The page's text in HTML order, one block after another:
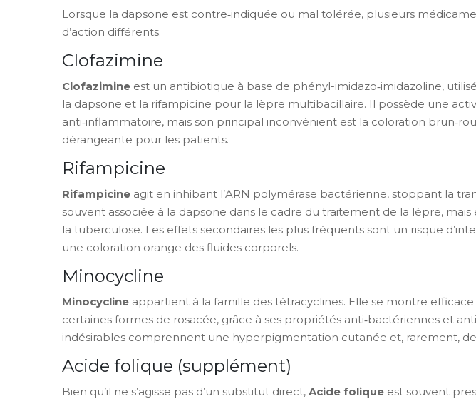
Lorsque la dapsone est contre‑indiquée ou mal tolérée, plusieurs
d’action différents.
Clofazimine
Clofazimine est un antibiotique à base de phényl-imidazo‑imidazoline,
la dapsone et la rifampicine pour la lèpre multibacillaire. Il possède une
anti‑inflammatoire, mais son principal inconvénient est la coloration
dérangeante pour les patients.
Rifampicine
Rifampicine agit en inhibant l’ARN polymérase bactérienne, stoppant la
souvent associée à la dapsone dans le cadre du traitement de la lèpre,
la tuberculose. Les effets secondaires les plus fréquents sont un risque
une coloration orange des fluides corporels.
Minocycline
Minocycline appartient à la famille des tétracyclines. Elle se montre
certaines formes de rosacée, grâce à ses propriétés anti‑bactériennes et
indésirables comprennent une hyperpigmentation cutanée et, rarement,
Acide folique (supplément)
Bien qu’il ne s’agisse pas d’un substitut direct, Acide folique est souvent